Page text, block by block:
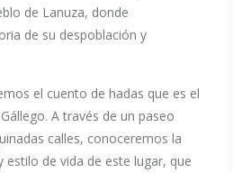
de Lanuza, donde
de su despoblación y
el cuento de hadas que es el
A través de un paseo
calles, conoceremos la
estilo de vida de este lugar, que